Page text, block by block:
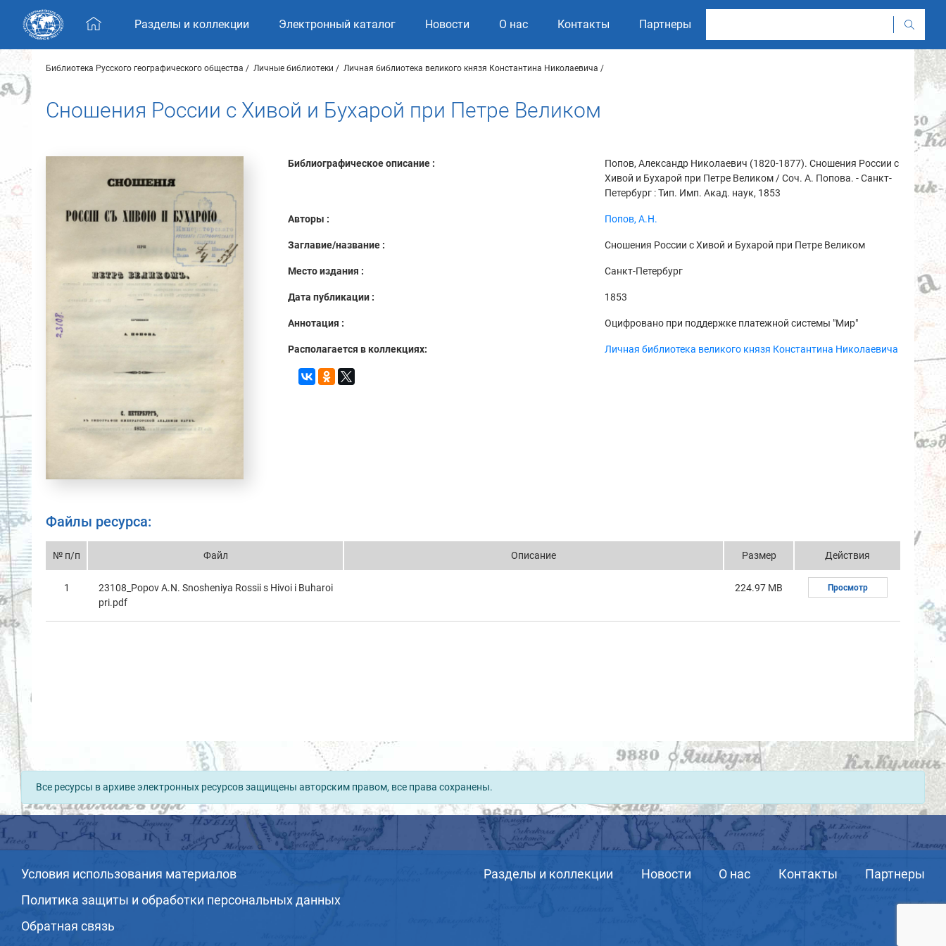
Skip navigation
Разделы и коллекции Электронный каталог Новости О нас Контакты Партнеры
Библиотека Русского географического общества Личные библиотеки Личная библиотека великого князя Константина Николаевича
Сношения России с Хивой и Бухарой при Петре Великом
Библиографическое описание :
Попов, Александр Николаевич (1820-1877). Сношения России с
Хивой и Бухарой при Петре Великом / Соч. А. Попова. - Санкт-
Петербург : Тип. Имп. Акад. наук, 1853
Авторы : Попов, А.Н.
Заглавие/название : Сношения России с Хивой и Бухарой при Петре Великом
Место издания : Санкт-Петербург
Дата публикации : 1853
Аннотация : Оцифровано при поддержке платежной системы "Мир"
Располагается в коллекциях: Личная библиотека великого князя Константина Николаевича
Файлы ресурса:
№ п/п Файл Описание Размер Действия
1
23108_Popov A.N. Snosheniya Rossii s Hivoi i Buharoi
pri.pdf
224.97 MB Просмотр
Все ресурсы в архиве электронных ресурсов защищены авторским правом, все права сохранены.
Условия использования материалов
Политика защиты и обработки персональных данных
Обратная связь
Разделы и коллекции Новости О нас Контакты Партнеры